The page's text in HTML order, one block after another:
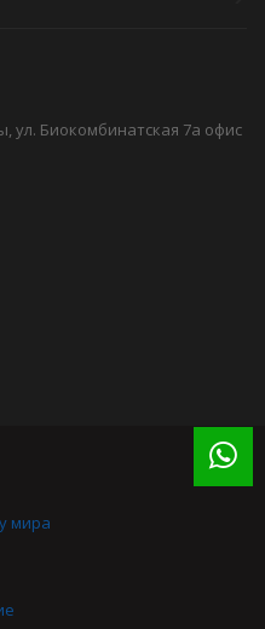
ул. Биокомбинатская 7а офис
мира